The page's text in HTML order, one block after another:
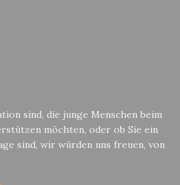
sind, die junge Menschen beim
möchten, oder ob Sie ein
sind, wir würden uns freuen, von